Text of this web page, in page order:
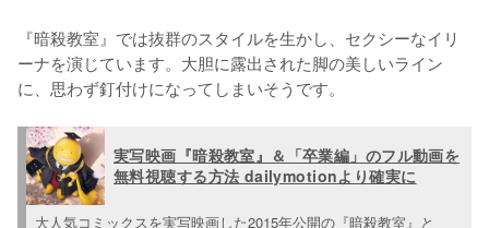
『暗殺教室』では抜群のスタイルを生かし、セクシーなイリ
ーナを演じています。大胆に露出された脚の美しいライン
に、思わず釘付けになってしまいそうです。
実写映画『暗殺教室』＆「卒業編」のフル動画を
無料視聴する方法 dailymotionより確実に
大人気コミックスを実写映画した2015年公開の『暗殺教室』と